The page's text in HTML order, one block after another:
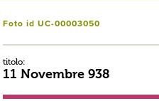
Foto id UC-00003050
titolo:
11 Novembre 938